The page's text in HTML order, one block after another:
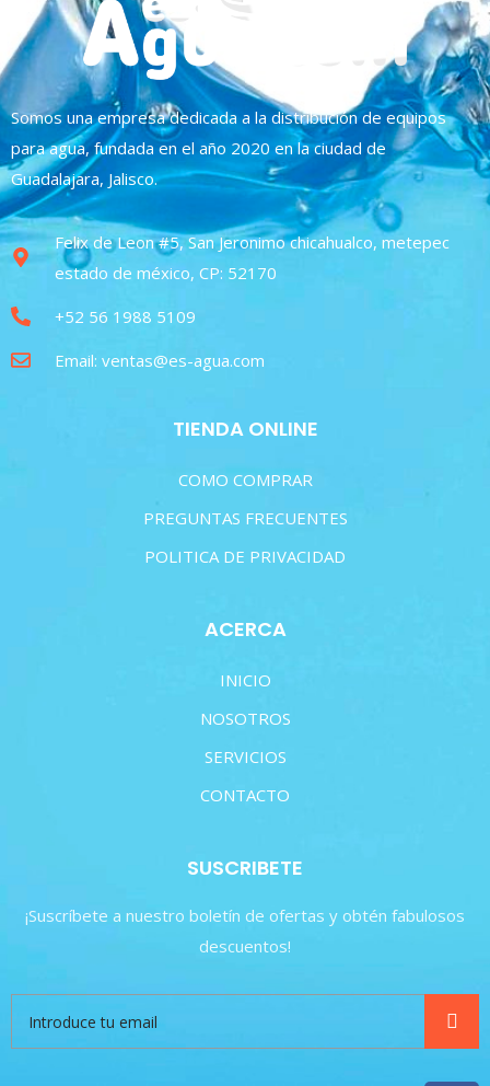
Somos una empresa dedicada a la distribución de equipos
para agua, fundada en el año 2020 en la ciudad de
Guadalajara, Jalisco.
Felix de Leon #5, San Jeronimo chicahualco, metepec
estado de méxico, CP: 52170
+52 56 1988 5109
Email: ventas@es-agua.com
TIENDA ONLINE
COMO COMPRAR
PREGUNTAS FRECUENTES
POLITICA DE PRIVACIDAD
ACERCA
INICIO
NOSOTROS
SERVICIOS
CONTACTO
SUSCRIBETE
¡Suscríbete a nuestro boletín de ofertas y obtén fabulosos
descuentos!